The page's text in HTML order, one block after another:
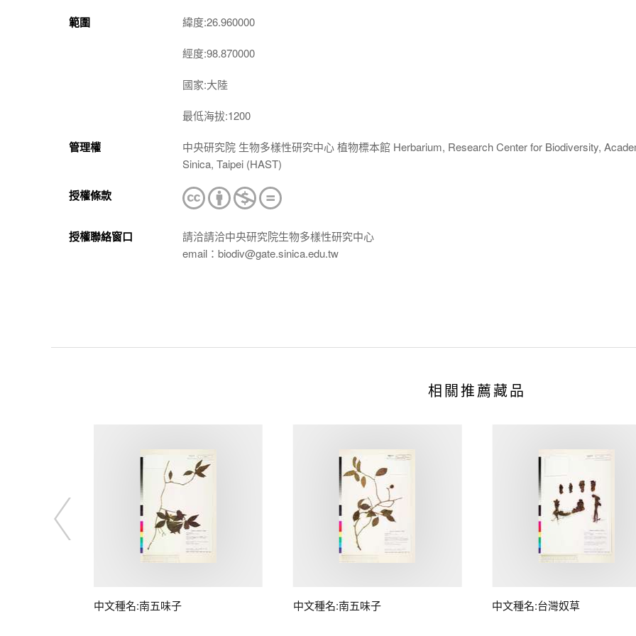
範圍 緯度:26.960000
經度:98.870000
國家:大陸
最低海拔:1200
管理權
中央研究院 生物多樣性研究中心 植物標本館 Herbarium, Research Center for Biodiversity,
Sinica, Taipei (HAST)
授權條款
授權聯絡窗口
請洽請洽中央研究院生物多樣性研究中心
email：biodiv@gate.sinica.edu.tw
相關推薦藏品
中文種名:南五味子 中文種名:南五味子 中文種名:台灣奴草